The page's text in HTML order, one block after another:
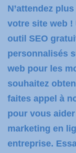
N’attendez
votre site web !
outil SEO
personnalisés
web pour les
souhaitez
faites appel à
pour vous
marketing en
entreprise.